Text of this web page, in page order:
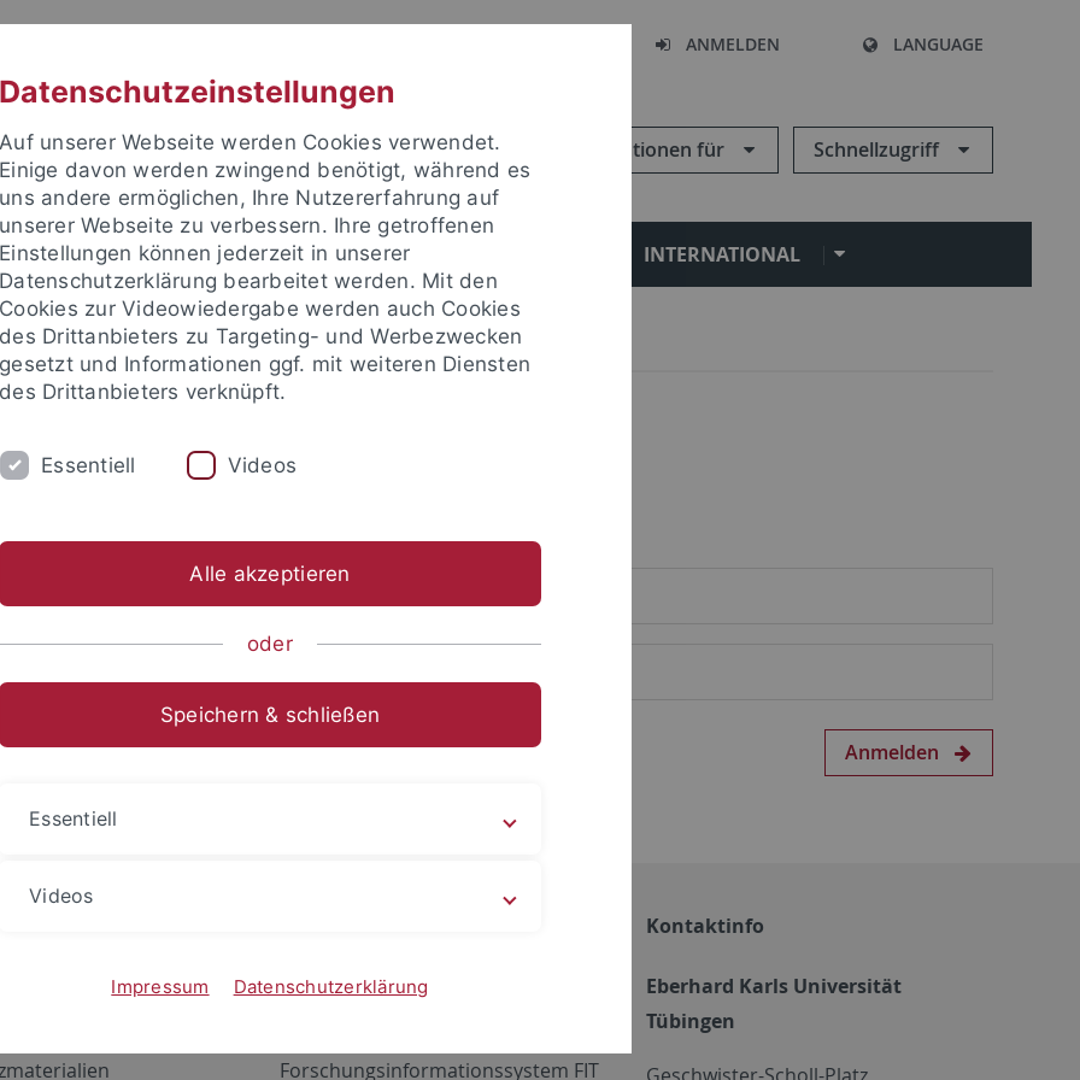
ANMELDEN LANGUAGE
Informationen für Schnellzugriff
FORSCHUNG EINRICHTUNGEN INTERNATIONAL
um sich anzumelden:
Anmelden
Netzwerk
ALMA
Forschungsinformationssystem FIT
Kontaktinfo
Eberhard Karls Universität
Tübingen
Datenschutzeinstellungen
Auf unserer Webseite werden Cookies verwendet.
Einige davon werden zwingend benötigt, während es
uns andere ermöglichen, Ihre Nutzererfahrung auf
unserer Webseite zu verbessern. Ihre getroffenen
Einstellungen können jederzeit in unserer
Datenschutzerklärung bearbeitet werden. Mit den
Cookies zur Videowiedergabe werden auch Cookies
des Drittanbieters zu Targeting- und Werbezwecken
gesetzt und Informationen ggf. mit weiteren Diensten
des Drittanbieters verknüpft.
Essentiell Videos
Alle akzeptieren
oder
Speichern & schließen
Essentiell
Videos
Impressum Datenschutzerklärung